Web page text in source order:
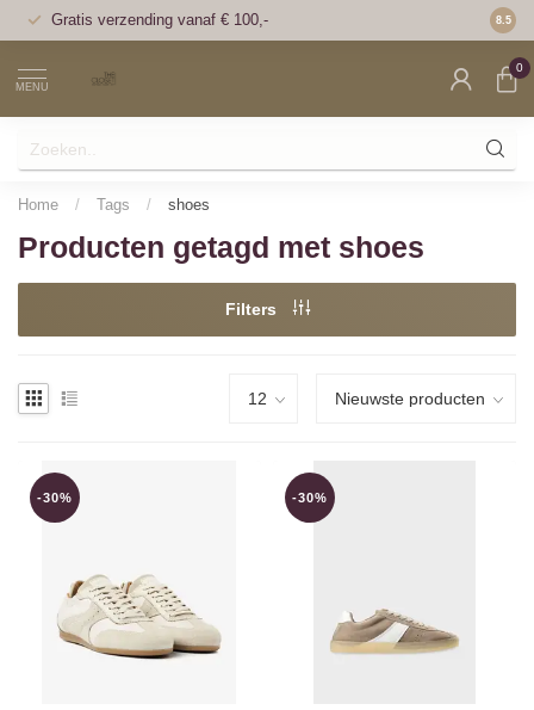
Gratis verzending vanaf € 100,- Voor
8.5
MENU
0
Home / Tags / shoes
Producten getagd met shoes
Filters
-30% -30%